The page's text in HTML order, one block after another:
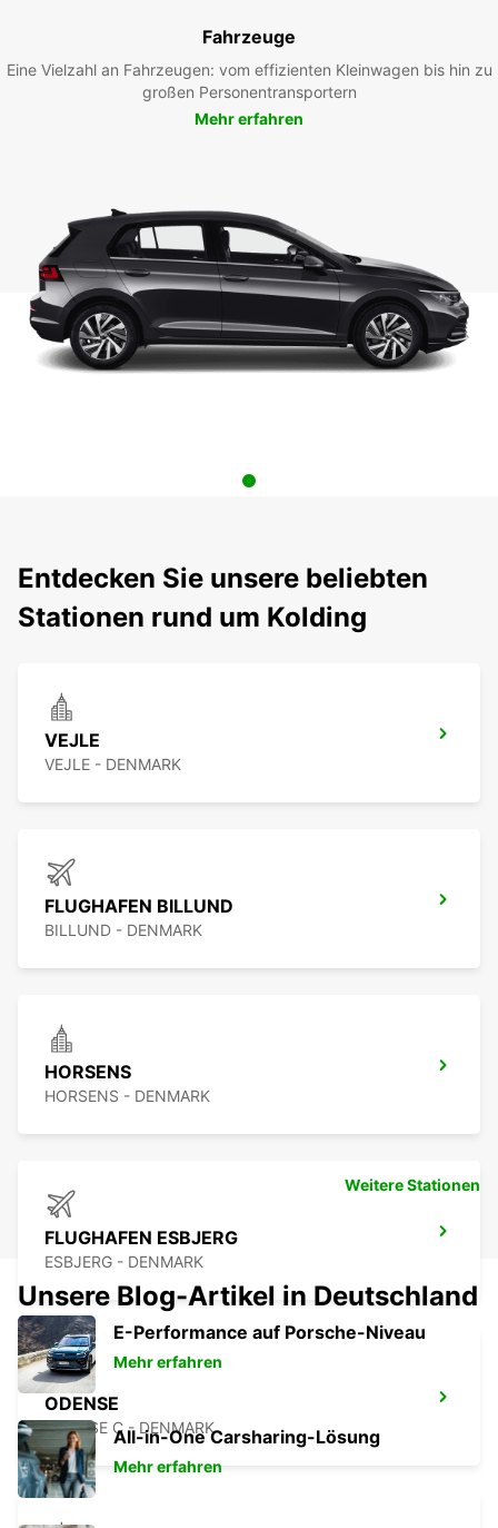
Fahrzeuge
Eine Vielzahl an Fahrzeugen: vom effizienten Kleinwagen bis hin zu
großen Personentransportern
Mehr erfahren
Entdecken Sie unsere beliebten
Stationen rund um Kolding
VEJLE
VEJLE - DENMARK
FLUGHAFEN BILLUND
BILLUND - DENMARK
HORSENS
HORSENS - DENMARK
FLUGHAFEN ESBJERG
ESBJERG - DENMARK
ODENSE
ODENSE C - DENMARK
Weitere Stationen
Unsere Blog-Artikel in Deutschland
E-Performance auf Porsche-Niveau
Mehr erfahren
All-in-One Carsharing-Lösung
Mehr erfahren